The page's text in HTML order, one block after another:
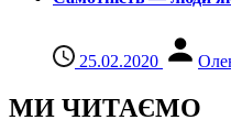
25.02.2020
МИ ЧИТАЄМО